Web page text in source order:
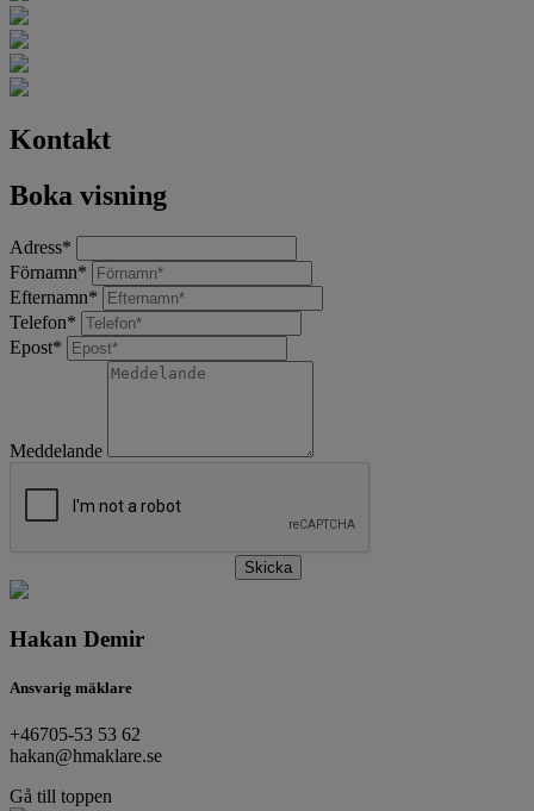
Kontakt
Boka visning
Adress*
Förnamn*
Efternamn*
Telefon*
Epost*
Meddelande
Skicka
Hakan Demir
Ansvarig mäklare
+46705-53 53 62
hakan@hmaklare.se
Gå till toppen